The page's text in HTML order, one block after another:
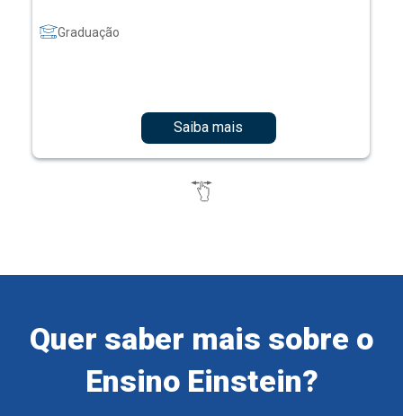
Graduação
Saiba mais
Quer saber mais sobre o
Ensino Einstein?